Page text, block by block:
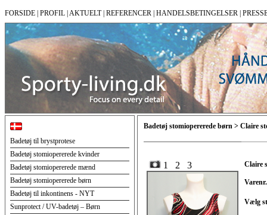
FORSIDE PROFIL AKTUELT| REFERENCER HANDELSBETINGELSER
Badetøj til brystprotese
Badetøj stomiopererede kvinder
Badetøj stomiopererede mænd
Badetøj stomiopererede børn
Badetøj til inkontinens - NYT
Sunprotect / UV-badetøj – Børn
Badetøj stomiopererede børn > Claire
1 2 3 Claire
Vælg